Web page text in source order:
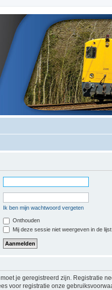
Ik ben mijn wachtwoord vergeten
Onthouden
Mij deze sessie niet weergeven in de
je geregistreerd zijn. Registratie
voor registratie onze